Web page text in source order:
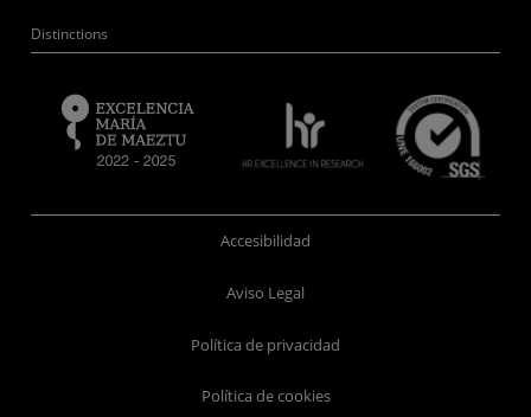
Distinctions
Accesibilidad
Aviso Legal
Política de privacidad
Política de cookies